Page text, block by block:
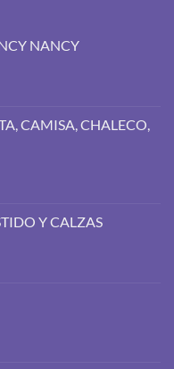
NANCY
CAMISA, CHALECO,
Y CALZAS